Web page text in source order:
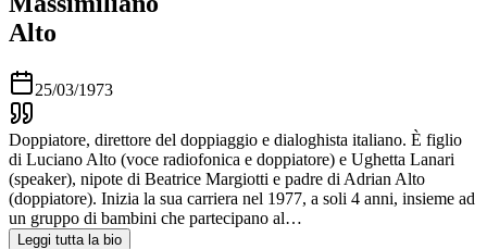
Alto
25/03/1973
Doppiatore, direttore del doppiaggio e dialoghista italiano. È figlio
di Luciano Alto (voce radiofonica e doppiatore) e Ughetta Lanari
(speaker), nipote di Beatrice Margiotti e padre di Adrian Alto
(doppiatore). Inizia la sua carriera nel 1977, a soli 4 anni, insieme ad
un gruppo di bambini che partecipano al…
Leggi tutta la bio